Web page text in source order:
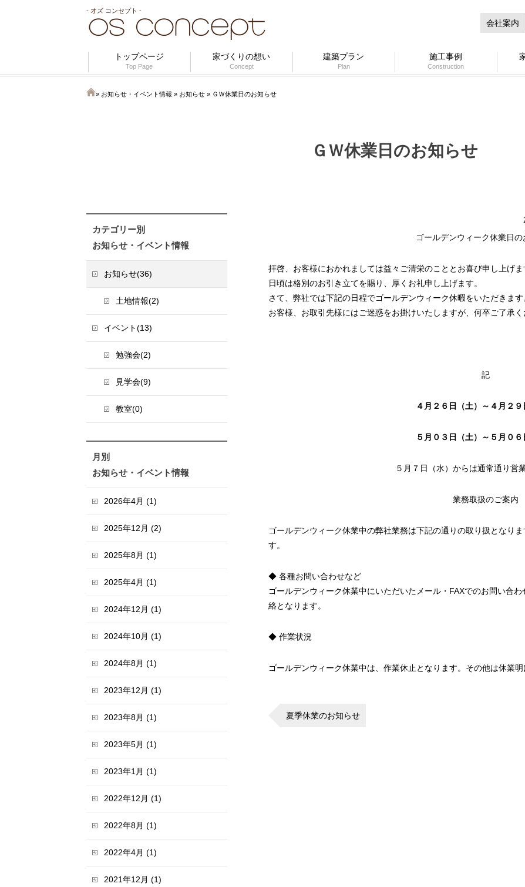
- オズ コンセプト -
会社案内
トップページ
Top Page
家づくりの想い
Concept
建築プラン
Plan
施工事例
Construction
» お知らせ・イベント情報 » お知らせ » ＧＷ休業日のお知らせ
ＧＷ休業日のお知らせ
ゴールデンウィーク休業日
拝啓、お客様におかれましては益々ご清栄のこととお喜び申し上げま
日頃は格別のお引き立てを賜り、厚くお礼申し上げます。
さて、弊社では下記の日程でゴールデンウィーク休暇をいただきます
お客様、お取引先様にはご迷惑をお掛けいたしますが、何卒ご了承
記
４月２６日（土）～４月２９
５月０３日（土）～５月０６
５月７日（水）からは通常通り営
業務取扱のご案内
ゴールデンウィーク休業中の弊社業務は下記の通りの取り扱となり
す。
◆ 各種お問い合わせなど
ゴールデンウィーク休業中にいただいたメール・FAXでのお問い合
絡となります。
◆ 作業状況
ゴールデンウィーク休業中は、作業休止となります。その他は休業
夏季休業のお知らせ
カテゴリー別
お知らせ・イベント情報
お知らせ(36)
土地情報(2)
イベント(13)
勉強会(2)
見学会(9)
教室(0)
月別
お知らせ・イベント情報
2026年4月 (1)
2025年12月 (2)
2025年8月 (1)
2025年4月 (1)
2024年12月 (1)
2024年10月 (1)
2024年8月 (1)
2023年12月 (1)
2023年8月 (1)
2023年5月 (1)
2023年1月 (1)
2022年12月 (1)
2022年8月 (1)
2022年4月 (1)
2021年12月 (1)